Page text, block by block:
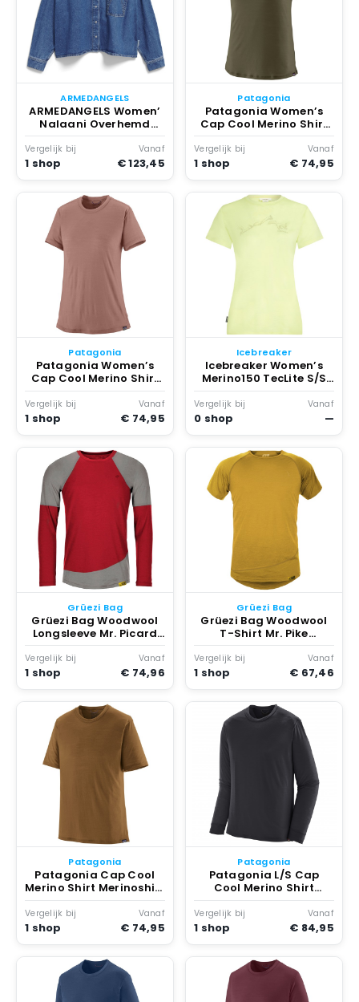
ARMEDANGELS
ARMEDANGELS Women’
Nalaani Overhemd
Blauw
Vergelijk bij
1 shop
Vanaf
€ 123,45
Patagonia
Patagonia Women’s
Cap Cool Merino Shirt
Merinoshirt Olijfgroen
Vergelijk bij
1 shop
Vanaf
€ 74,95
Patagonia
Patagonia Women’s
Cap Cool Merino Shirt
Merinoshirt Bruin
Vergelijk bij
1 shop
Vanaf
€ 74,95
Icebreaker
Icebreaker Women’s
Merino150 TecLite S/S
AirbourneSquirrel
Merinoshirt Geel
Vergelijk bij
0 shop
Vanaf
—
Grüezi Bag
Grüezi Bag Woodwool
Longsleeve Mr. Picard
Merinoshirt Rood
Vergelijk bij
1 shop
Vanaf
€ 74,96
Grüezi Bag
Grüezi Bag Woodwool
T-Shirt Mr. Pike
Merinoshirt Geel
Vergelijk bij
1 shop
Vanaf
€ 67,46
Patagonia
Patagonia Cap Cool
Merino Shirt Merinoshirt
Bruin
Vergelijk bij
1 shop
Vanaf
€ 74,95
Patagonia
Patagonia L/S Cap
Cool Merino Shirt
Merinoshirt Zwart
Vergelijk bij
1 shop
Vanaf
€ 84,95